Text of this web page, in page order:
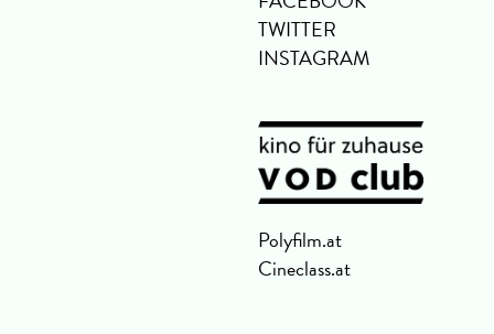
TWITTER
INSTAGRAM
Polyfilm.at
Cineclass.at